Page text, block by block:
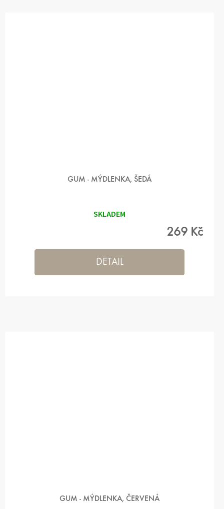
GUM - MÝDLENKA, ŠEDÁ
SKLADEM
269 Kč
DETAIL
GUM - MÝDLENKA, ČERVENÁ